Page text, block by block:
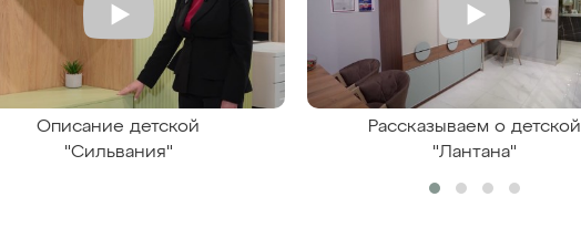
Описание детской
"Сильвания"
Рассказываем о детской
"Лантана"